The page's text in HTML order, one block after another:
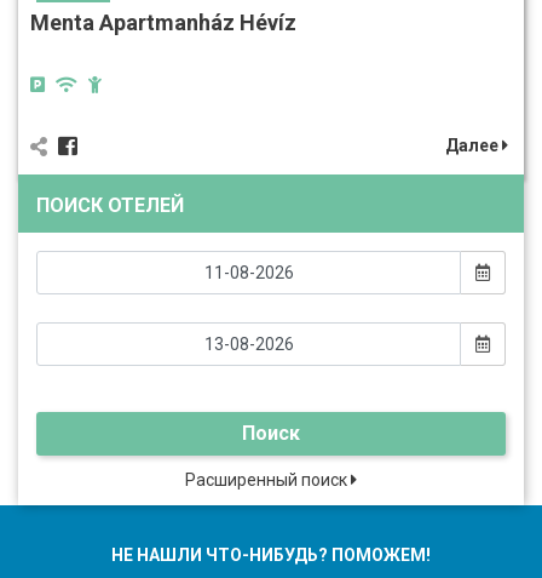
Menta Apartmanház Hévíz
Далее
ПОИСК ОТЕЛЕЙ
Поиск
Расширенный поиск
НЕ НАШЛИ ЧТО-НИБУДЬ? ПОМОЖЕМ!